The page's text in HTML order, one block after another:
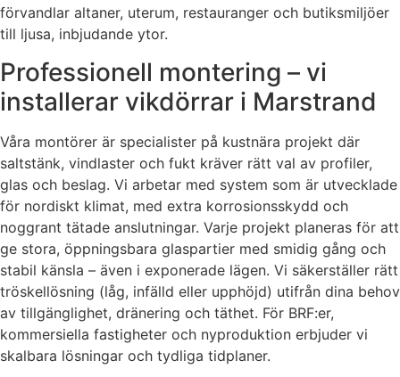
förvandlar altaner, uterum, restauranger och butiksmiljöer
till ljusa, inbjudande ytor.
Professionell montering – vi
installerar vikdörrar i Marstrand
Våra montörer är specialister på kustnära projekt där
saltstänk, vindlaster och fukt kräver rätt val av profiler,
glas och beslag. Vi arbetar med system som är utvecklade
för nordiskt klimat, med extra korrosionsskydd och
noggrant tätade anslutningar. Varje projekt planeras för att
ge stora, öppningsbara glaspartier med smidig gång och
stabil känsla – även i exponerade lägen. Vi säkerställer rätt
tröskellösning (låg, infälld eller upphöjd) utifrån dina behov
av tillgänglighet, dränering och täthet. För BRF:er,
kommersiella fastigheter och nyproduktion erbjuder vi
skalbara lösningar och tydliga tidplaner.